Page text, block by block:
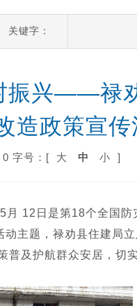
关键字：
振兴——禄
造政策宣传
0 字号：[ 大 中 小 ]
12日是第18个全国防
主题，禄劝县住建局
普及护航群众安居，切